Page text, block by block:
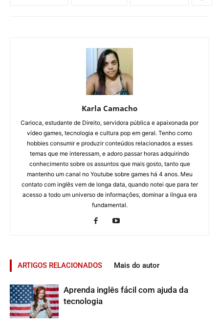
Karla Camacho
Carioca, estudante de Direito, servidora pública e apaixonada por
vídeo games, tecnologia e cultura pop em geral. Tenho como
hobbies consumir e produzir conteúdos relacionados a esses
temas que me interessam, e adoro passar horas adquirindo
conhecimento sobre os assuntos que mais gosto, tanto que
mantenho um canal no Youtube sobre games há 4 anos. Meu
contato com inglês vem de longa data, quando notei que para ter
acesso a todo um universo de informações, dominar a língua era
fundamental.
ARTIGOS RELACIONADOS Mais do autor
Aprenda inglês fácil com ajuda da
tecnologia